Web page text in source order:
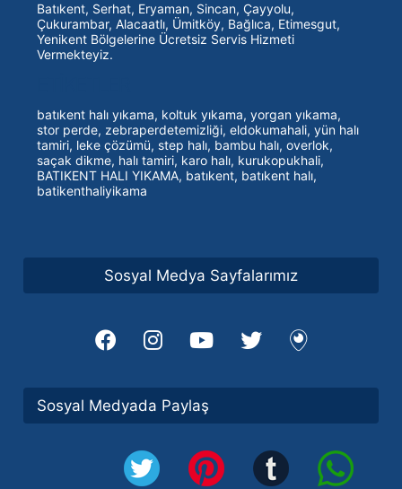
Batıkent, Serhat, Eryaman, Sincan, Çayyolu,
Çukurambar, Alacaatlı, Ümitköy, Bağlıca, Etimesgut,
Yenikent Bölgelerine Ücretsiz Servis Hizmeti
Vermekteyiz.
batıkent halı yıkama, koltuk yıkama, yorgan yıkama,
stor perde, zebraperdetemizliği, eldokumahali, yün halı
tamiri, leke çözümü, step halı, bambu halı, overlok,
saçak dikme, halı tamiri, karo halı, kurukopukhali,
BATIKENT HALI YIKAMA, batıkent, batıkent halı,
batikenthaliyikama
Sosyal Medya Sayfalarımız
Sosyal Medyada Paylaş